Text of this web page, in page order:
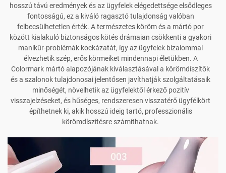
hosszú távú eredmények és az ügyfelek elégedettsége elsődleges
fontosságú, ez a kiváló ragasztó tulajdonság valóban
felbecsülhetetlen érték. A természetes köröm és a mártó por
között kialakuló biztonságos kötés drámaian csökkenti a gyakori
manikűr-problémák kockázatát, így az ügyfelek bizalommal
élvezhetik szép, erős körmeiket mindennapi életükben. A
Colormark mártó alapozójának kiválasztásával a körömdíszítők
és a szalonok tulajdonosai jelentősen javíthatják szolgáltatásaik
minőségét, növelhetik az ügyfelektől érkező pozitív
visszajelzéseket, és hűséges, rendszeresen visszatérő ügyfélkört
építhetnek ki, akik hosszú ideig tartó, professzionális
körömdíszítésre számíthatnak.